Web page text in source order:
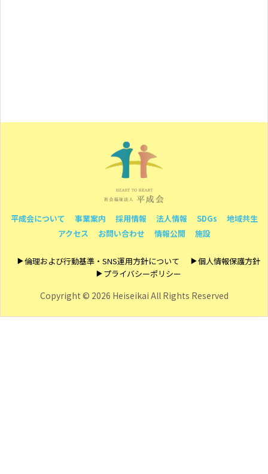
平成会について 事業案内 採用情報 法人情報 SDGs
地域共生
アクセス
お問い合わせ 情報公開 施設
倫理および行動基準・SNS運用方針について
個人情報保護方針
プライバシーポリシー
Copyright © 2026 Heiseikai All Rights Reserved